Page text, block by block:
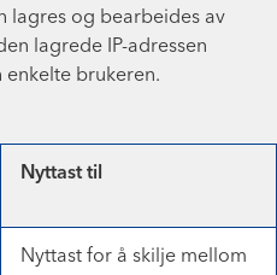
lagres og bearbeides av
lagrede IP-adressen
enkelte brukeren.
Nyttast til
Nyttast for å skilje mellom